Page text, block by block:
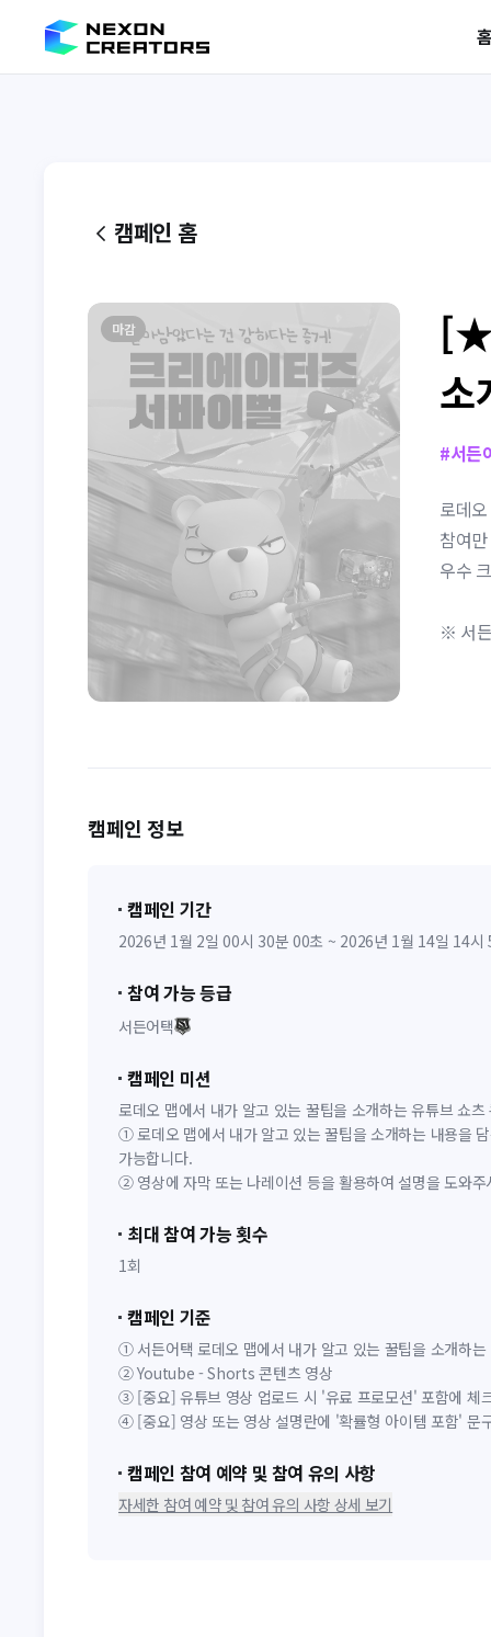
캠페인 홈
마감
[★
소
#서든
로데
참여
우수
※ 서
캠페인 정보
캠페인 기간
2026년 1월 2일 00시 30분 00초 ~ 2026년 1월 14일 14시
참여 가능 등급
서든어택
캠페인 미션
로데오 맵에서 내가 알고 있는 꿀팁을 소개하는 유튜브 쇼
① 로데오 맵에서 내가 알고 있는 꿀팁을 소개하는 내용을
가능합니다.
② 영상에 자막 또는 나레이션 등을 활용하여 설명을 도와주
최대 참여 가능 횟수
1회
캠페인 기준
① 서든어택 로데오 맵에서 내가 알고 있는 꿀팁을 소개하
② Youtube - Shorts 콘텐츠 영상
③ [중요] 유튜브 영상 업로드 시 '유료 프로모션' 포함에 체
④ [중요] 영상 또는 영상 설명란에 '확률형 아이템 포함' 문
캠페인 참여 예약 및 참여 유의 사항
자세한 참여 예약 및 참여 유의 사항 상세 보기